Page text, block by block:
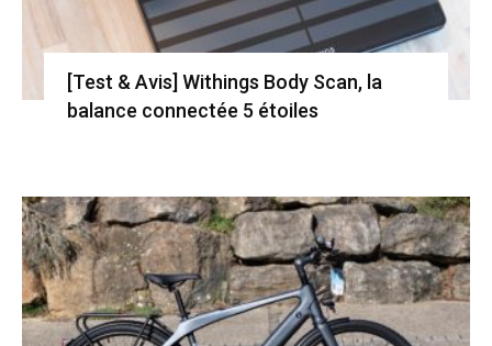
[Test & Avis] Withings Body Scan, la
balance connectée 5 étoiles